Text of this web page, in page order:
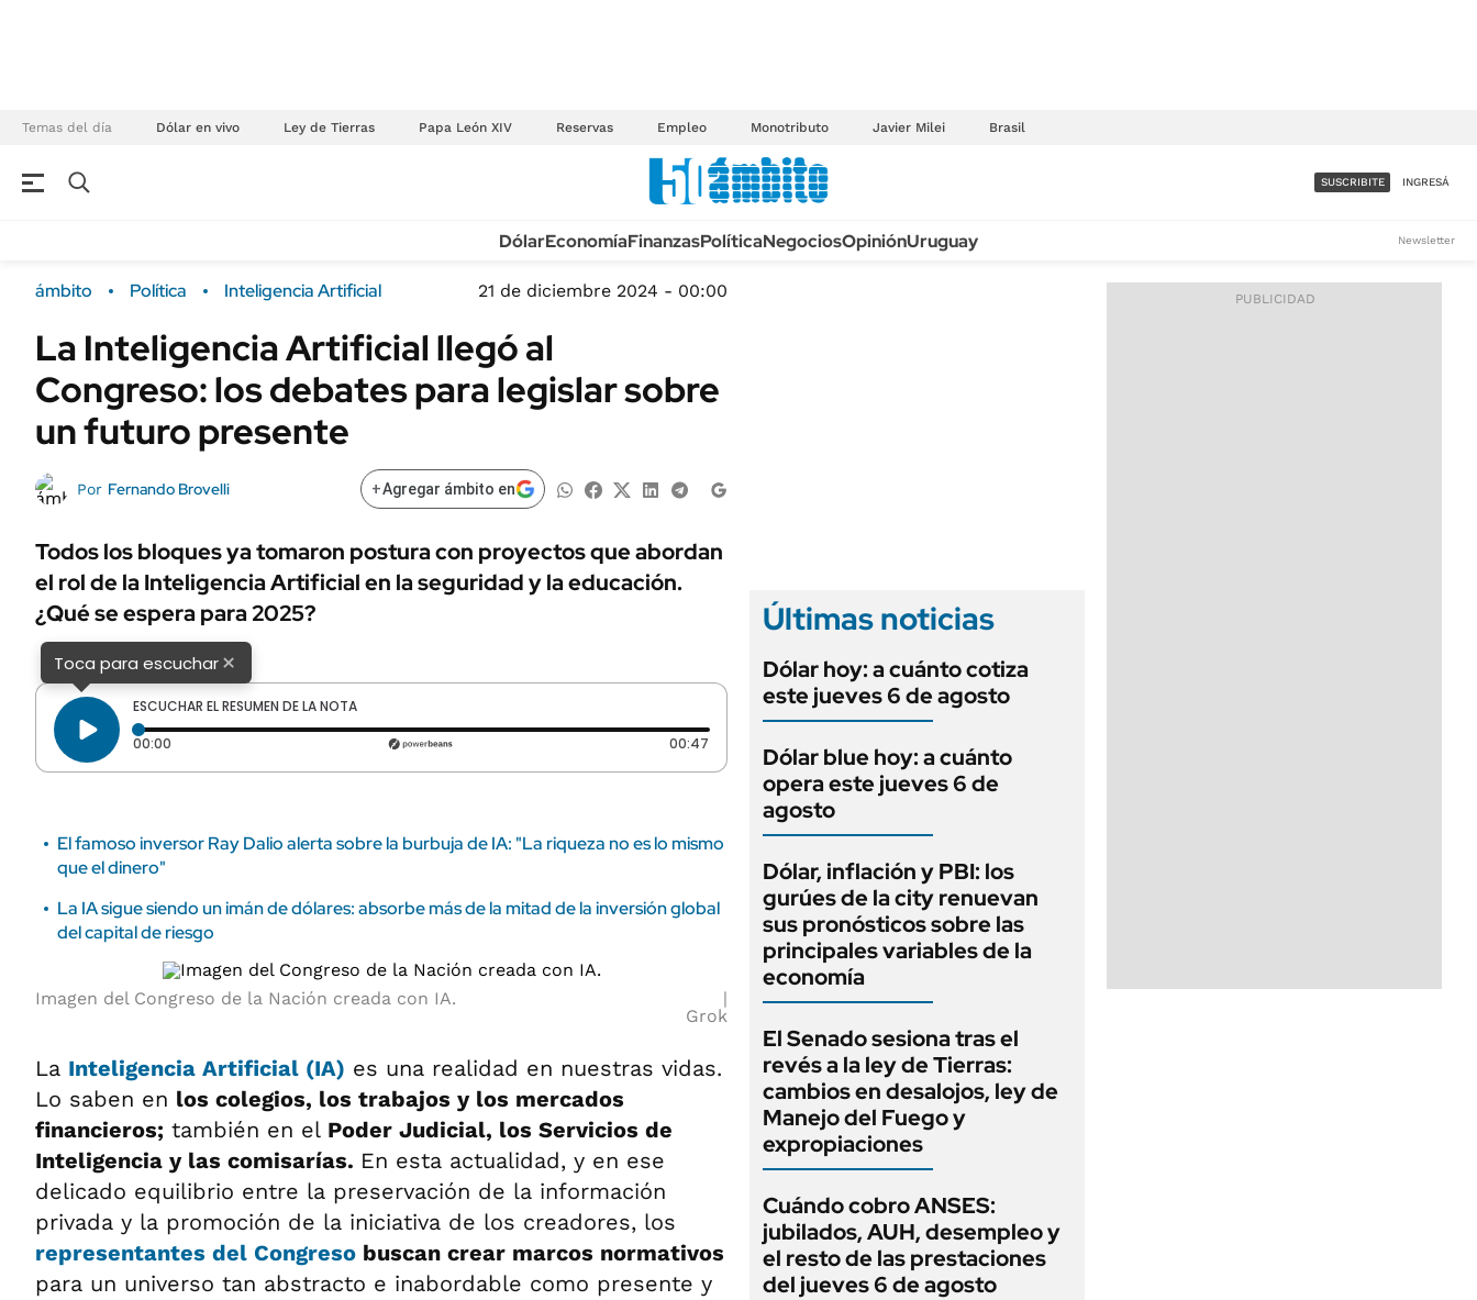
Temas del día Dólar en vivo Ley de Tierras Papa León XIV Reservas Empleo Monotributo Javier Milei Brasil
Campo
FINANZAS
Dólar
ÁMBITO DEBATE
Sustentabilidad
Seguros
ENERGY REPORT
POLÍTICA
URUGUAY
TECNOLOGÍA
MÉXICO
INFORMACIÓN GENERAL
AUTOS
ACCESO FULL - $1.800/MES
SUSCRIBITE INGRESÁ
DólarEconomíaFinanzasPolíticaNegociosOpiniónUruguay Newsletter
ámbito Política Inteligencia Artificial 21 de diciembre 2024 - 00:00
La Inteligencia Artificial llegó al
Congreso: los debates para legislar sobre
un futuro presente
Por Fernando Brovelli +Agregar ámbito en
Todos los bloques ya tomaron postura con proyectos que abordan
el rol de la Inteligencia Artificial en la seguridad y la educación.
¿Qué se espera para 2025?
Toca para escuchar×
ESCUCHAR EL RESUMEN DE LA NOTA
00:00 Tiempo transcurrido: 0 segundos 00:47
El famoso inversor Ray Dalio alerta sobre la burbuja de IA: "La riqueza no es lo mismo
que el dinero"
La IA sigue siendo un imán de dólares: absorbe más de la mitad de la inversión global
del capital de riesgo
Imagen del Congreso de la Nación creada con IA.
Grok
La Inteligencia Artificial (IA) es una realidad en nuestras vidas.
Lo saben en los colegios, los trabajos y los mercados
financieros; también en el Poder Judicial, los Servicios de
Inteligencia y las comisarías. En esta actualidad, y en ese
delicado equilibrio entre la preservación de la información
privada y la promoción de la iniciativa de los creadores, los
representantes del Congreso buscan crear marcos normativos
para un universo tan abstracto e inabordable como presente y
Últimas noticias
Dólar hoy: a cuánto cotiza
este jueves 6 de agosto
Dólar blue hoy: a cuánto
opera este jueves 6 de
agosto
Dólar, inflación y PBI: los
gurúes de la city renuevan
sus pronósticos sobre las
principales variables de la
economía
El Senado sesiona tras el
revés a la ley de Tierras:
cambios en desalojos, ley de
Manejo del Fuego y
expropiaciones
Cuándo cobro ANSES:
jubilados, AUH, desempleo y
el resto de las prestaciones
del jueves 6 de agosto